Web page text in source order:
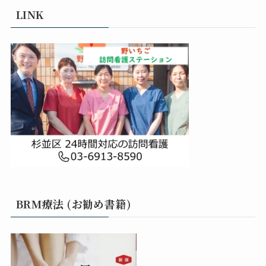
LINK
BRM療法 (お勧め書籍)